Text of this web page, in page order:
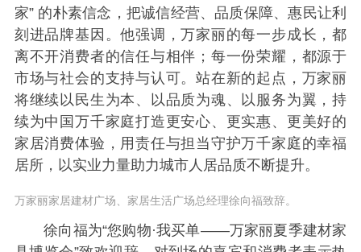
家” 的朴素信念，把诚信经营、品质保障、惠民让利
刻进品牌基因。他强调，万家丽的每一步成长，都
离不开消费者的信任与相伴；每一份荣耀，都源于
市场与社会的支持与认可。站在新的起点，万家丽
将继续以民生为本、以品质为魂、以服务为翼，持
续为中国万千家庭打造更安心、更实惠、更美好的
家居消费体验，用责任与担当守护万千家庭的幸福
居所，以实业力量助力城市人居品质不断提升。
万家丽家居建材广场、家居生活广场总经理徐向福致辞。
徐向福为“您购物·我买单——万家丽夏季建材家